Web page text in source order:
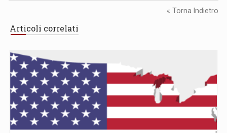
« Torna Indietro
Articoli correlati